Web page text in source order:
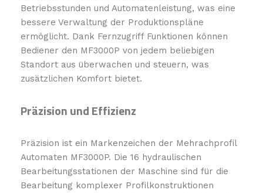
Betriebsstunden und Automatenleistung, was eine
bessere Verwaltung der Produktionspläne
ermöglicht. Dank Fernzugriff Funktionen können
Bediener den MF3000P von jedem beliebigen
Standort aus überwachen und steuern, was
zusätzlichen Komfort bietet.
Präzision und Effizienz
Präzision ist ein Markenzeichen der Mehrachprofil
Automaten MF3000P. Die 16 hydraulischen
Bearbeitungsstationen der Maschine sind für die
Bearbeitung komplexer Profilkonstruktionen